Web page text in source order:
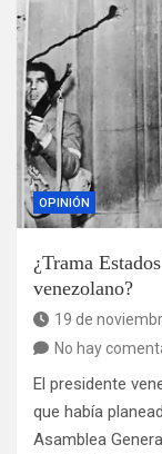
OPINIÓN
¿Trama
venezolano?
19 de
No hay
El presidente
que había
Asamblea